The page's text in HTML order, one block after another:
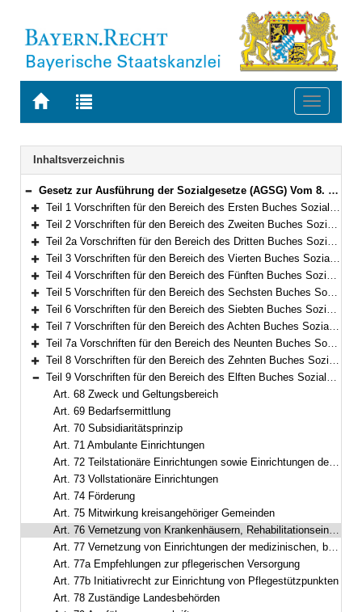
Zur
BAYERN.RECHT
Zur
letzten
Suche
Toggle
Navigation
Inhaltsverzeichnis
Bereich reduzieren
Gesetz zur Ausführung der Sozialgesetze (AGSG) Vom 8. Dezember 2006 (GVBl. S. 942) BayRS 86-7-A/G (Art. 1–122)
Bereich erweitern
Teil 1 Vorschriften für den Bereich des Ersten Buches Sozialgesetzbuch – Allgemeiner Teil – (Art. 1)
Bereich erweitern
Teil 2 Vorschriften für den Bereich des Zweiten Buches Sozialgesetzbuch – Grundsicherung für Arbeitsuchende – (Art. 2–3)
Bereich erweitern
Teil 2a Vorschriften für den Bereich des Dritten Buches Sozialgesetzbuch – Arbeitsförderung – (Art. 4–5a)
Bereich erweitern
Teil 3 Vorschriften für den Bereich des Vierten Buches Sozialgesetzbuch – Gemeinsame Vorschriften für die Sozialversicherung – (Art. 6–8)
Bereich erweitern
Teil 4 Vorschriften für den Bereich des Fünften Buches Sozialgesetzbuch – Gesetzliche Krankenversicherung – (Art. 9)
Bereich erweitern
Teil 5 Vorschriften für den Bereich des Sechsten Buches Sozialgesetzbuch – Gesetzliche Rentenversicherung– (Art. 10–10a)
Bereich erweitern
Teil 6 Vorschriften für den Bereich des Siebten Buches Sozialgesetzbuch – Gesetzliche Unfallversicherung – (Art. 11)
Bereich erweitern
Teil 7 Vorschriften für den Bereich des Achten Buches Sozialgesetzbuch – Kinder- und Jugendhilfe – und für weitere Regelungen des Kinder- und Jugendhilferechts (Art. 12–66)
Bereich erweitern
Teil 7a Vorschriften für den Bereich des Neunten Buches Sozialgesetzbuch – Rehabilitation und Teilhabe von Menschen mit Behinderungen – (Art. 66a–66g)
Bereich erweitern
Teil 8 Vorschriften für den Bereich des Zehnten Buches Sozialgesetzbuch – Sozialverwaltungsverfahren und Sozialdatenschutz – (Art. 67)
Bereich reduzieren
Teil 9 Vorschriften für den Bereich des Elften Buches Sozialgesetzbuch – Soziale Pflegeversicherung – (Art. 68–79)
Art. 68 Zweck und Geltungsbereich
Art. 69 Bedarfsermittlung
Art. 70 Subsidiaritätsprinzip
Art. 71 Ambulante Einrichtungen
Art. 72 Teilstationäre Einrichtungen sowie Einrichtungen der Kurzzeitpflege
Art. 73 Vollstationäre Einrichtungen
Art. 74 Förderung
Art. 75 Mitwirkung kreisangehöriger Gemeinden
Art. 76 Vernetzung von Krankenhäusern, Rehabilitationseinrichtungen und Pflegeeinrichtungen
Art. 77 Vernetzung von Einrichtungen der medizinischen, beruflichen und allgemeinen sozialen Rehabilitation für Menschen mit einer körperlichen, geistigen und seelischen Behinderung und Pflegeeinrichtungen
Art. 77a Empfehlungen zur pflegerischen Versorgung
Art. 77b Initiativrecht zur Einrichtung von Pflegestützpunkten
Art. 78 Zuständige Landesbehörden